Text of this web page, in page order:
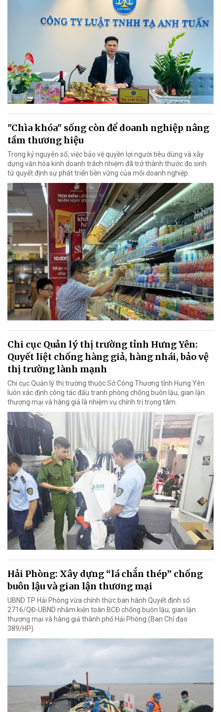
"Chìa khóa" sống còn để doanh nghiệp nâng
tầm thương hiệu
Trong kỷ nguyên số, việc bảo vệ quyền lợi người tiêu dùng và xây
dựng văn hóa kinh doanh trách nhiệm đã trở thành thước đo sinh
tử quyết định sự phát triển bền vững của mỗi doanh nghiệp.
Chi cục Quản lý thị trường tỉnh Hưng Yên:
Quyết liệt chống hàng giả, hàng nhái, bảo vệ
thị trường lành mạnh
Chi cục Quản lý thị trường thuộc Sở Công Thương tỉnh Hưng Yên
luôn xác định công tác đấu tranh phòng chống buôn lậu, gian lận
thương mại và hàng giả là nhiệm vụ chính trị trọng tâm.
Hải Phòng: Xây dựng “lá chắn thép” chống
buôn lậu và gian lận thương mại
UBND TP Hải Phòng vừa chính thức ban hành Quyết định số
2716/QĐ-UBND nhằm kiện toàn BCĐ chống buôn lậu, gian lận
thương mại và hàng giả thành phố Hải Phòng (Ban Chỉ đạo
389/HP).